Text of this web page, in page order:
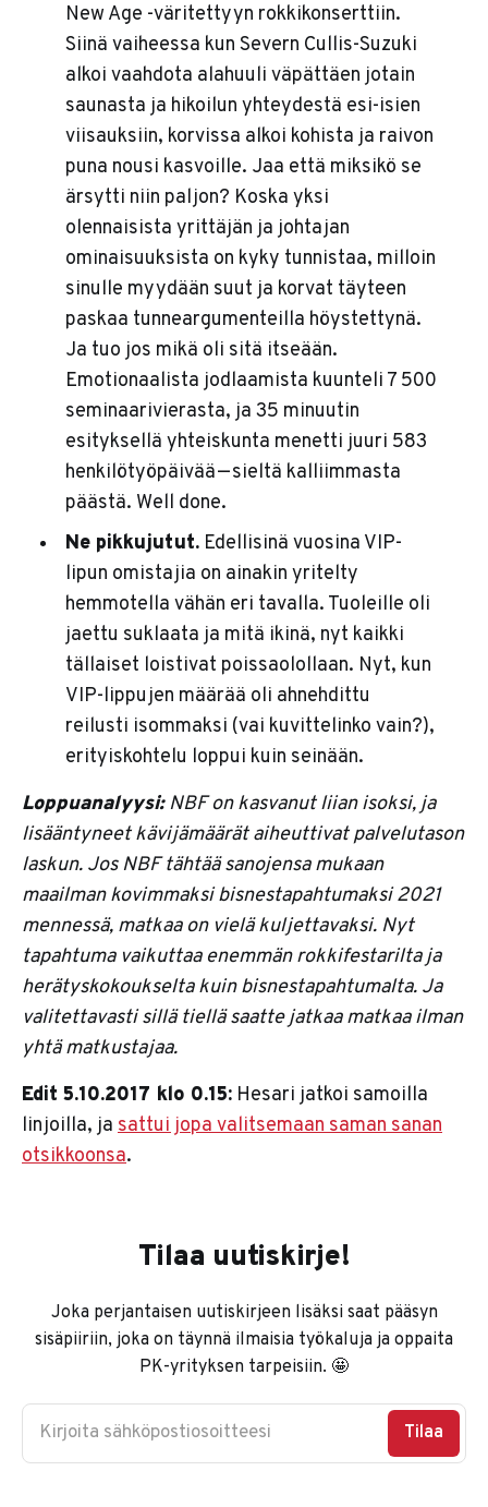
New Age -väritettyyn rokkikonserttiin.
Siinä vaiheessa kun Severn Cullis-Suzuki
alkoi vaahdota alahuuli väpättäen jotain
saunasta ja hikoilun yhteydestä esi-isien
viisauksiin, korvissa alkoi kohista ja raivon
puna nousi kasvoille. Jaa että miksikö se
ärsytti niin paljon? Koska yksi
olennaisista yrittäjän ja johtajan
ominaisuuksista on kyky tunnistaa, milloin
sinulle myydään suut ja korvat täyteen
paskaa tunneargumenteilla höystettynä.
Ja tuo jos mikä oli sitä itseään.
Emotionaalista jodlaamista kuunteli 7 500
seminaarivierasta, ja 35 minuutin
esityksellä yhteiskunta menetti juuri 583
henkilötyöpäivää — sieltä kalliimmasta
päästä. Well done.
Ne pikkujutut.Edellisinä vuosina VIP-
lipun omistajia on ainakin yritelty
hemmotella vähän eri tavalla. Tuoleille oli
jaettu suklaata ja mitä ikinä, nyt kaikki
tällaiset loistivat poissaolollaan. Nyt, kun
VIP-lippujen määrää oli ahnehdittu
reilusti isommaksi (vai kuvittelinko vain?),
erityiskohtelu loppui kuin seinään.
Loppuanalyysi:NBF on kasvanut liian isoksi, ja
lisääntyneet kävijämäärät aiheuttivat palvelutason
laskun. Jos NBF tähtää sanojensa mukaan
maailman kovimmaksi bisnestapahtumaksi 2021
mennessä, matkaa on vielä kuljettavaksi. Nyt
tapahtuma vaikuttaa enemmän rokkifestarilta ja
herätyskokoukselta kuin bisnestapahtumalta. Ja
valitettavasti sillä tiellä saatte jatkaa matkaa ilman
yhtä matkustajaa.
Edit 5.10.2017 klo 0.15: Hesari jatkoi samoilla
linjoilla, ja sattui jopa valitsemaan saman sanan
otsikkoonsa.
Tilaa uutiskirje!
Joka perjantaisen uutiskirjeen lisäksi saat pääsyn
sisäpiiriin, joka on täynnä ilmaisia työkaluja ja oppaita
PK-yrityksen tarpeisiin. 🤩
Kirjoita sähköpostiosoitteesi Tilaa